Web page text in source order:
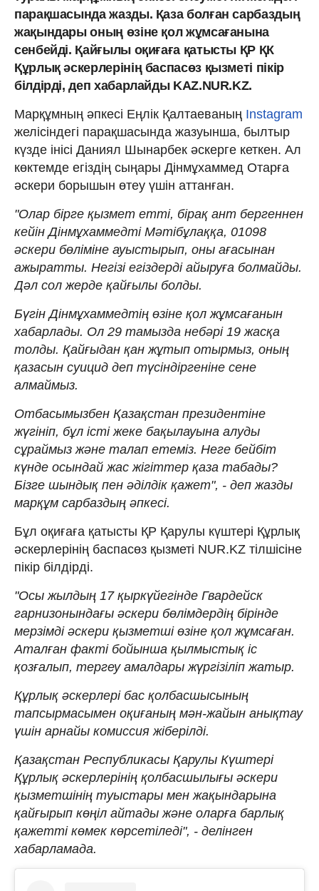
парақшасында жазды. Қаза болған сарбаздың
жақындары оның өзіне қол жұмсағанына
сенбейді. Қайғылы оқиғаға қатысты ҚР ҚК
Құрлық әскерлерінің баспасөз қызметі пікір
білдірді, деп хабарлайды KAZ.NUR.KZ.
Марқұмның әпкесі Еңлік Қалтаеваның Instagram
желісіндегі парақшасында жазуынша, былтыр
күзде інісі Даниял Шынарбек әскерге кеткен. Ал
көктемде егіздің сыңары Дінмұхаммед Отарға
әскери борышын өтеу үшін аттанған.
"Олар бірге қызмет етті, бірақ ант бергеннен
кейін Дінмұхаммедті Мәтібұлаққа, 01098
әскери бөліміне ауыстырып, оны ағасынан
ажыратты. Негізі егіздерді айыруға болмайды.
Дәл сол жерде қайғылы болды.
Бүгін Дінмұхаммедтің өзіне қол жұмсағанын
хабарлады. Ол 29 тамызда небәрі 19 жасқа
толды. Қайғыдан қан жұтып отырмыз, оның
қазасын суицид деп түсіндіргеніне сене
алмаймыз.
Отбасымызбен Қазақстан президентіне
жүгініп, бұл істі жеке бақылауына алуды
сұраймыз және талап етеміз. Неге бейбіт
күнде осындай жас жігіттер қаза табады?
Бізге шындық пен әділдік қажет", - деп жазды
марқұм сарбаздың әпкесі.
Бұл оқиғаға қатысты ҚР Қарулы күштері Құрлық
әскерлерінің баспасөз қызметі NUR.KZ тілшісіне
пікір білдірді.
"Осы жылдың 17 қыркүйегінде Гвардейск
гарнизонындағы әскери бөлімдердің бірінде
мерзімді әскери қызметші өзіне қол жұмсаған.
Аталған факті бойынша қылмыстық іс
қозғалып, тергеу амалдары жүргізіліп жатыр.
Құрлық әскерлері бас қолбасшысының
тапсырмасымен оқиғаның мән-жайын анықтау
үшін арнайы комиссия жіберілді.
Қазақстан Республикасы Қарулы Күштері
Құрлық әскерлерінің қолбасшылығы әскери
қызметшінің туыстары мен жақындарына
қайғырып көңіл айтады және оларға барлық
қажетті көмек көрсетіледі", - делінген
хабарламада.